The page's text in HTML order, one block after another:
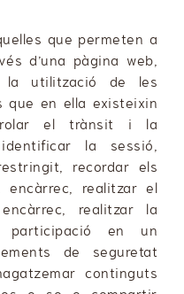
que permeten a
d’una pàgina web,
la utilització de les
que en ella existeixin
el trànsit i la
la sessió,
recordar els
realitzar el
realitzar la
participació en un
de seguretat
continguts